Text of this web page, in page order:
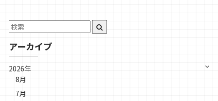
アーカイブ
2026年
8月
7月